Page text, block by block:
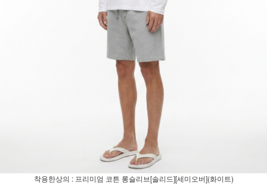
착용한상의 : 프리미엄 코튼 롱슬리브[솔리드][세미오버](화이트)